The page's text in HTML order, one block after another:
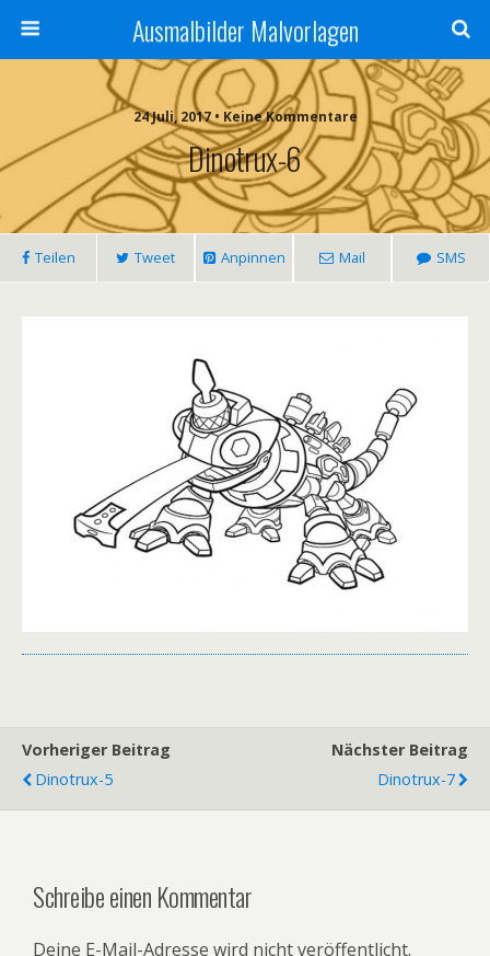
Ausmalbilder Malvorlagen
24 Juli, 2017 • Keine Kommentare
Dinotrux-6
Teilen Tweet Anpinnen Mail SMS
Vorheriger Beitrag
Dinotrux-5
Nächster Beitrag
Dinotrux-7
Schreibe einen Kommentar
Deine E-Mail-Adresse wird nicht veröffentlicht.